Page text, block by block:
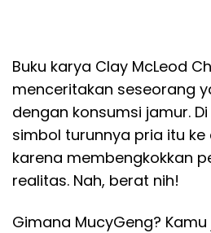
Buku karya Clay McLeod
menceritakan seseorang
dengan konsumsi jamur.
simbol turunnya pria itu ke
karena membengkokkan
realitas. Nah, berat nih!
Gimana MucyGeng?